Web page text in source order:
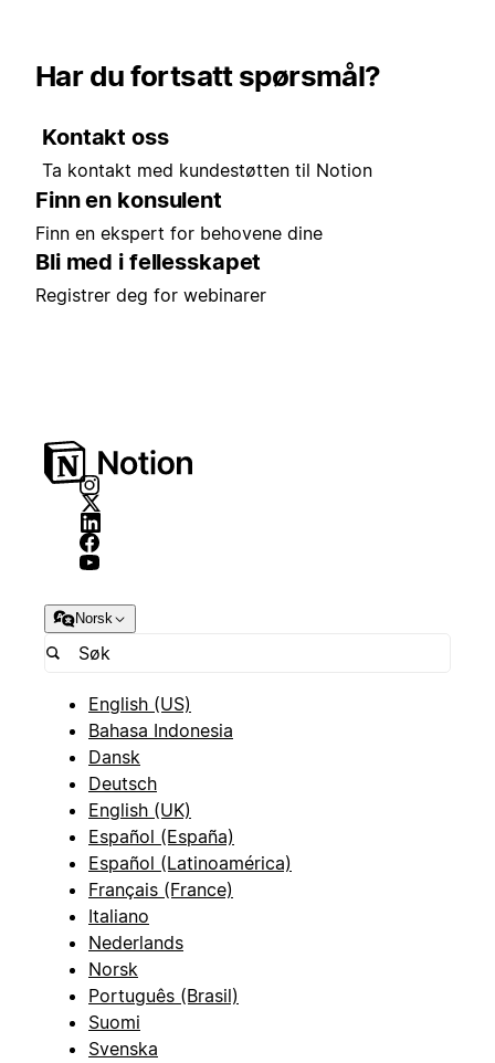
Har du fortsatt spørsmål?
Kontakt oss
Ta kontakt med kundestøtten til Notion
Finn en konsulent
Finn en ekspert for behovene dine
Bli med i fellesskapet
Registrer deg for webinarer
Norsk
English (US)
Bahasa Indonesia
Dansk
Deutsch
English (UK)
Español (España)
Español (Latinoamérica)
Français (France)
Italiano
Nederlands
Norsk
Português (Brasil)
Suomi
Svenska